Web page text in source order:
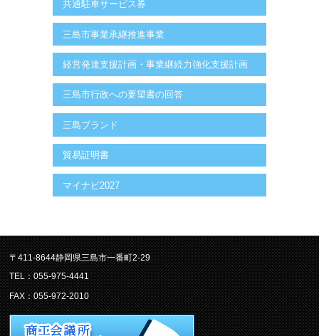
共通駐車サービス券
三島市事業承継推進事業
経営発達支援計画・事業継続力強化支援計画
三島市行政への要望書の回答
三島ブランド
貿易証明書
マイナビ2027
〒411-8644静岡県三島市一番町2-29
TEL：055-975-4441
FAX：055-972-2010